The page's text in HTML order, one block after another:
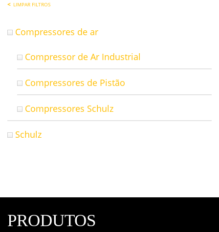
LIMPAR FILTROS
Compressores de ar
Compressor de Ar Industrial
Compressores de Pistão
Compressores Schulz
Schulz
PRODUTOS